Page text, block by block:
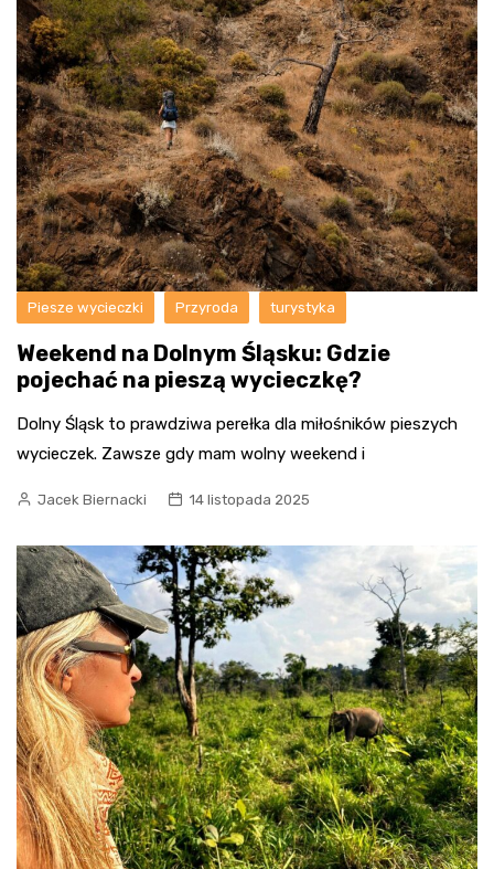
Piesze wycieczki Przyroda turystyka
Weekend na Dolnym Śląsku: Gdzie
pojechać na pieszą wycieczkę?
Dolny Śląsk to prawdziwa perełka dla miłośników pieszych
wycieczek. Zawsze gdy mam wolny weekend i
Jacek Biernacki 14 listopada 2025